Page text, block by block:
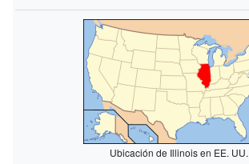
Ubicación de Illinois en EE. UU.